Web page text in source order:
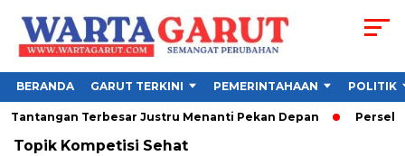
BERANDA GARUT TERKINI PEMERINTAHAAN POLITIK
Terbesar Justru Menanti Pekan Depan
Topik Kompetisi Sehat